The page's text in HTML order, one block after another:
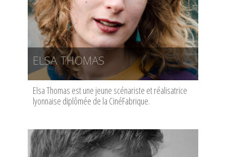
ELSA THOMAS
Elsa Thomas est une jeune scénariste et réalisatrice
lyonnaise diplômée de la CinéFabrique.